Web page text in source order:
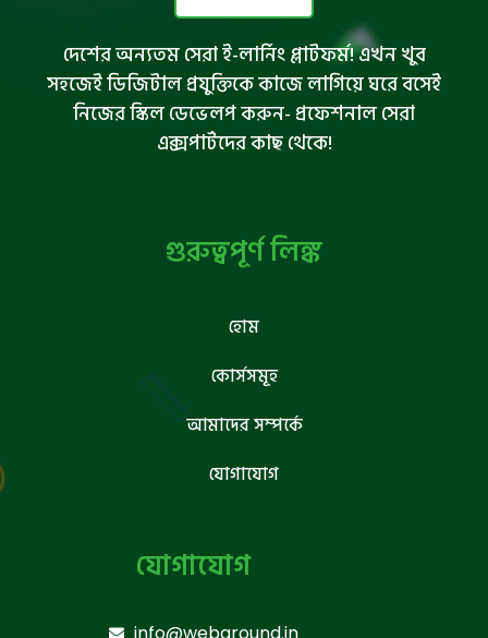
দেশের অন্যতম সেরা ই-লার্নিং প্লাটফর্ম! এখন খুব
সহজেই ডিজিটাল প্রযুক্তিকে কাজে লাগিয়ে ঘরে বসেই
নিজের স্কিল ডেভেলপ করুন- প্রফেশনাল সেরা
এক্সপার্টদের কাছ থেকে!
গুরুত্বপূর্ণ লিঙ্ক
হোম
কোর্সসমূহ
আমাদের সম্পর্কে
যোগাযোগ
যোগাযোগ